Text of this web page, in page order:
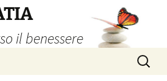
il benessere
Ricerca
per: